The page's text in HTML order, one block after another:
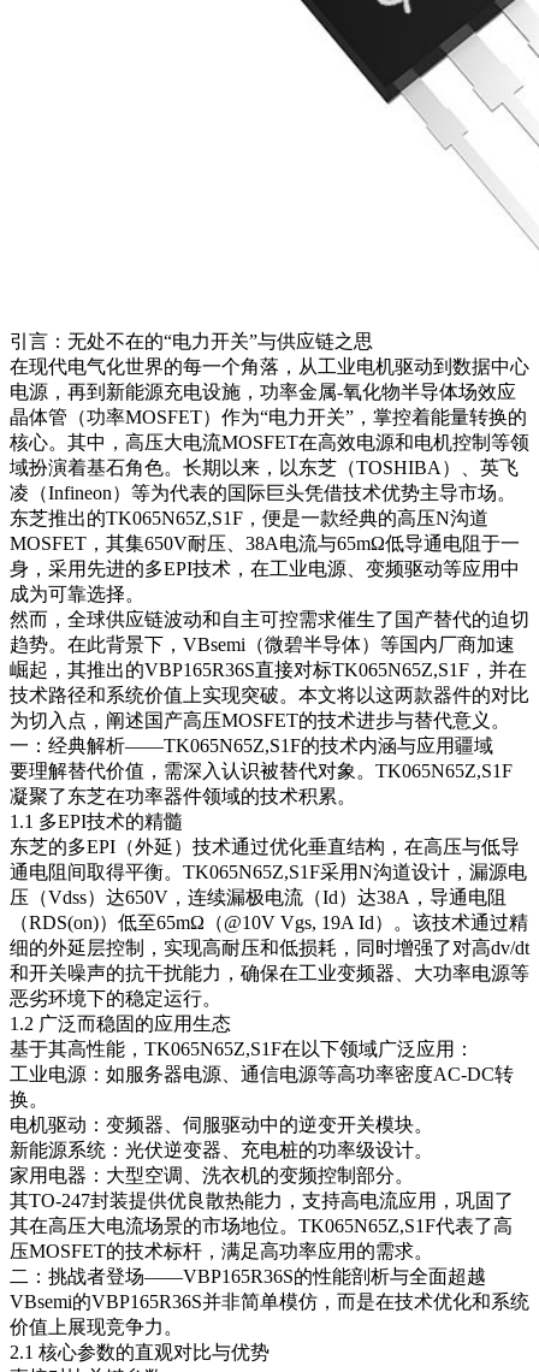
引言：无处不在的“电力开关”与供应链之思
在现代电气化世界的每一个角落，从工业电机驱动到数据中心
电源，再到新能源充电设施，功率金属-氧化物半导体场效应
晶体管（功率MOSFET）作为“电力开关”，掌控着能量转换的
核心。其中，高压大电流MOSFET在高效电源和电机控制等领
域扮演着基石角色。长期以来，以东芝（TOSHIBA）、英飞
凌（Infineon）等为代表的国际巨头凭借技术优势主导市场。
东芝推出的TK065N65Z,S1F，便是一款经典的高压N沟道
MOSFET，其集650V耐压、38A电流与65mΩ低导通电阻于一
身，采用先进的多EPI技术，在工业电源、变频驱动等应用中
成为可靠选择。
然而，全球供应链波动和自主可控需求催生了国产替代的迫切
趋势。在此背景下，VBsemi（微碧半导体）等国内厂商加速
崛起，其推出的VBP165R36S直接对标TK065N65Z,S1F，并在
技术路径和系统价值上实现突破。本文将以这两款器件的对比
为切入点，阐述国产高压MOSFET的技术进步与替代意义。
一：经典解析——TK065N65Z,S1F的技术内涵与应用疆域
要理解替代价值，需深入认识被替代对象。TK065N65Z,S1F
凝聚了东芝在功率器件领域的技术积累。
1.1 多EPI技术的精髓
东芝的多EPI（外延）技术通过优化垂直结构，在高压与低导
通电阻间取得平衡。TK065N65Z,S1F采用N沟道设计，漏源电
压（Vdss）达650V，连续漏极电流（Id）达38A，导通电阻
（RDS(on)）低至65mΩ（@10V Vgs, 19A Id）。该技术通过精
细的外延层控制，实现高耐压和低损耗，同时增强了对高dv/dt
和开关噪声的抗干扰能力，确保在工业变频器、大功率电源等
恶劣环境下的稳定运行。
1.2 广泛而稳固的应用生态
基于其高性能，TK065N65Z,S1F在以下领域广泛应用：
工业电源：如服务器电源、通信电源等高功率密度AC-DC转
换。
电机驱动：变频器、伺服驱动中的逆变开关模块。
新能源系统：光伏逆变器、充电桩的功率级设计。
家用电器：大型空调、洗衣机的变频控制部分。
其TO-247封装提供优良散热能力，支持高电流应用，巩固了
其在高压大电流场景的市场地位。TK065N65Z,S1F代表了高
压MOSFET的技术标杆，满足高功率应用的需求。
二：挑战者登场——VBP165R36S的性能剖析与全面超越
VBsemi的VBP165R36S并非简单模仿，而是在技术优化和系统
价值上展现竞争力。
2.1 核心参数的直观对比与优势